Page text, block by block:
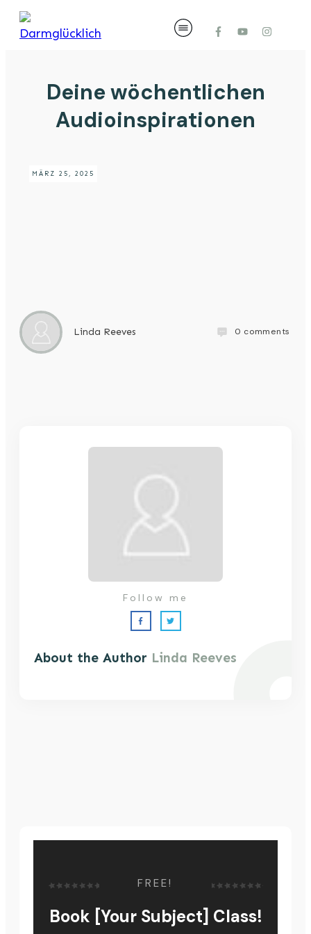
Deine wöchentlichen
Audioinspirationen
MÄRZ 25, 2025
Linda Reeves 0 comments
About the Author Linda Reeves
Follow me
FREE!
Book [Your Subject] Class!